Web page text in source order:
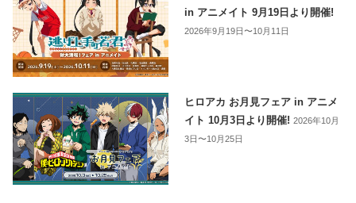
in アニメイト 9月19日より開催!
2026年9月19日〜10月11日
ヒロアカ お月見フェア in アニメ
イト 10月3日より開催!2026年10月
3日〜10月25日